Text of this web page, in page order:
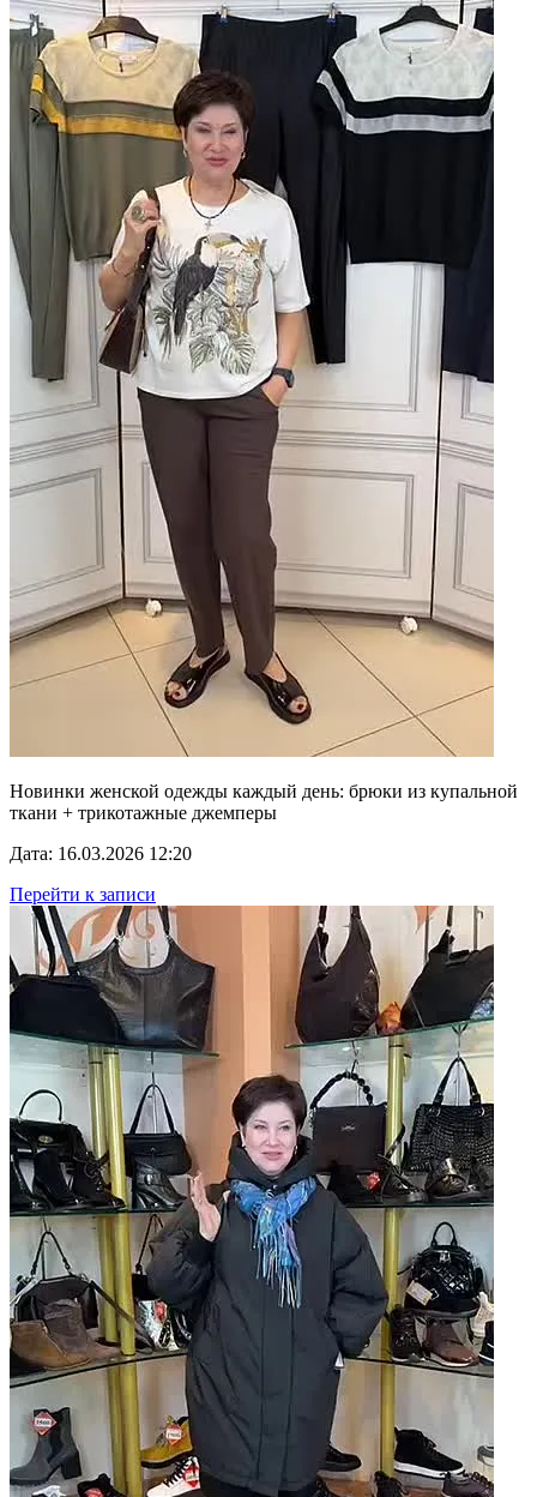
Новинки женской одежды каждый день: брюки из купальной
ткани + трикотажные джемперы
Дата: 16.03.2026 12:20
Перейти к записи